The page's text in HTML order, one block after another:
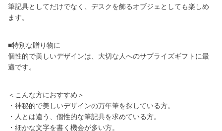
筆記具としてだけでなく、デスクを飾るオブジェとしても楽しめ
ます。
■特別な贈り物に
個性的で美しいデザインは、大切な人へのサプライズギフトに最
適です。
＜こんな方におすすめ＞
・神秘的で美しいデザインの万年筆を探している方。
・人とは違う、個性的な筆記具を求めている方。
・細かな文字を書く機会が多い方。